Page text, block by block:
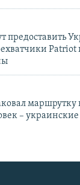
предоставить
Patriot
маршрутку
– украинские